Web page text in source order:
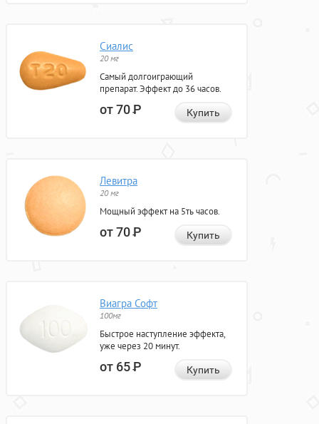
Сиалис
20 мг
Самый долгоиграющий
препарат. Эффект до 36 часов.
от 70Р Купить
Левитра
20 мг
Мощный эффект на 5ть часов.
от 70Р Купить
Виагра Софт
100мг
Быстрое наступление эффекта,
уже через 20 минут.
от 65Р Купить